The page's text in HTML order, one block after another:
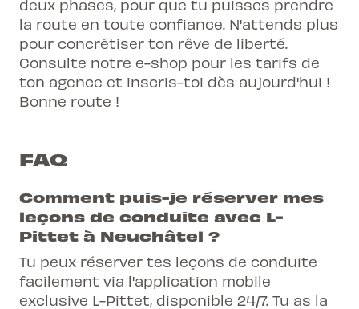
deux phases, pour que tu puisses prendre
la route en toute confiance. N'attends plus
pour concrétiser ton rêve de liberté.
Consulte notre e-shop pour les tarifs de
ton agence et inscris-toi dès aujourd'hui !
Bonne route !
FAQ
Comment puis-je réserver mes
leçons de conduite avec L-
Pittet à Neuchâtel ?
Tu peux réserver tes leçons de conduite
facilement via l'application mobile
exclusive L-Pittet, disponible 24/7. Tu as la